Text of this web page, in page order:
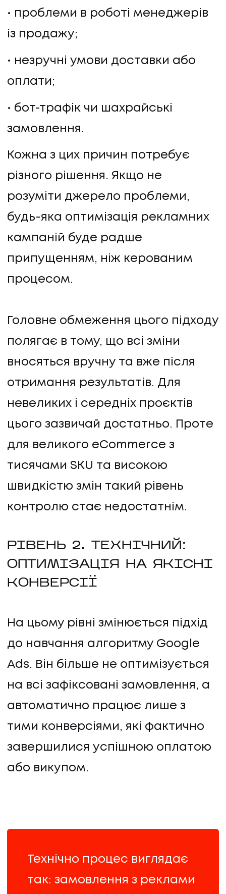
проблеми в роботі менеджерів
із продажу;
незручні умови доставки або
оплати;
бот-трафік чи шахрайські
замовлення.
Кожна з цих причин потребує
різного рішення. Якщо не
розуміти джерело проблеми,
будь-яка оптимізація рекламних
кампаній буде радше
припущенням, ніж керованим
процесом.
Головне обмеження цього підходу
полягає в тому, що всі зміни
вносяться вручну та вже після
отримання результатів. Для
невеликих і середніх проєктів
цього зазвичай достатньо. Проте
для великого eCommerce з
тисячами SKU та високою
швидкістю змін такий рівень
контролю стає недостатнім.
РІВЕНЬ 2. ТЕХНІЧНИЙ:
ОПТИМІЗАЦІЯ НА ЯКІСНІ
КОНВЕРСІЇ
На цьому рівні змінюється підхід
до навчання алгоритму Google
Ads. Він більше не оптимізується
на всі зафіксовані замовлення, а
автоматично працює лише з
тими конверсіями, які фактично
завершилися успішною оплатою
або викупом.
Технічно процес виглядає
так: замовлення з реклами